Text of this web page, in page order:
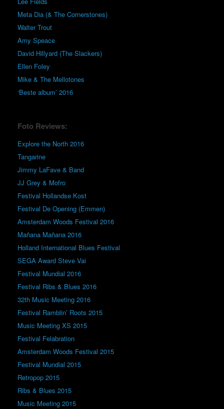
Meta Dia (& The Cornerstones)
Walter Trout
Amy Speace
David Hillyard (The Slackers)
Ellen Foley
Mike & The Mellotones
‘Beste album’ 2016
Foto Reviews:
Explore the North 2016
Tangarine
Jimmy LaFave & Band
JJ Grey & Mofro
Festival Hollandse Kost
Festival De Opening (Emmen)
Amsterdam Woods Festival 2016
Mañana Mañana 2016
Holland International Blues Festival
SEGA Award Steve Vai
Festival Mundial 2016
Festival Ribs & Blues 2016
32th Music Meeting 2016
Festival Ramblin’ Roots 2015
Music Meeting XS 2015
Festival Felabration
Amsterdam Woods Festival 2015
Festival Mundial 2015
Retropop 2015
Ribs & Blues 2015
Music Meeting 2015